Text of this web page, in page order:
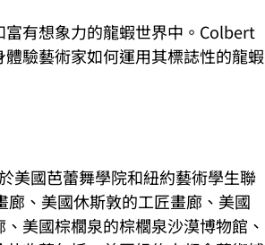
有想象力的龍蝦世界中。Colbert
驗藝術家如何運用其標誌性的龍蝦
美國芭蕾舞學院和紐約藝術學生聯
、美國休斯敦的工匠畫廊、美國
美國棕櫚泉的棕櫚泉沙漠博物館、